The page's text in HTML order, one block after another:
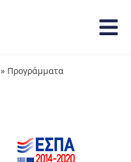
» Προγράμματα